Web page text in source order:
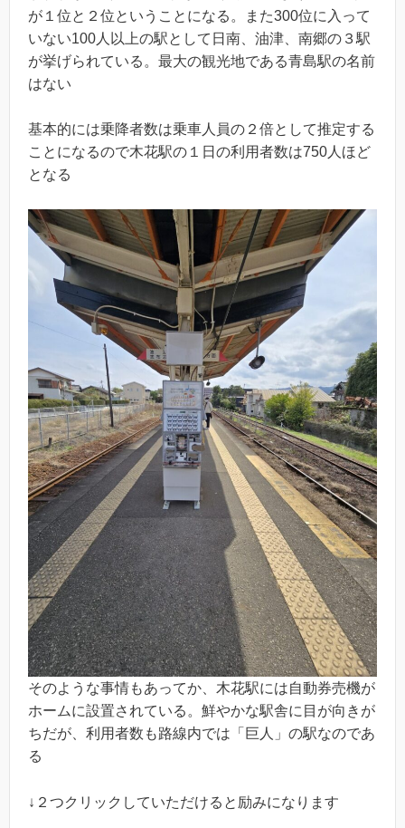
が１位と２位ということになる。また300位に入って
いない100人以上の駅として日南、油津、南郷の３駅
が挙げられている。最大の観光地である青島駅の名前
はない
基本的には乗降者数は乗車人員の２倍として推定する
ことになるので木花駅の１日の利用者数は750人ほど
となる
そのような事情もあってか、木花駅には自動券売機が
ホームに設置されている。鮮やかな駅舎に目が向きが
ちだが、利用者数も路線内では「巨人」の駅なのであ
る
↓２つクリックしていただけると励みになります